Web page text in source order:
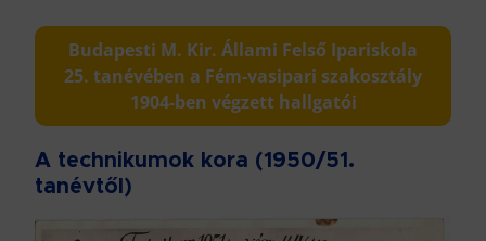
Budapesti M. Kir. Állami Felső Ipariskola
25. tanévében a Fém-vasipari szakosztály
1904-ben végzett hallgatói
A technikumok kora (1950/51.
tanévtől)